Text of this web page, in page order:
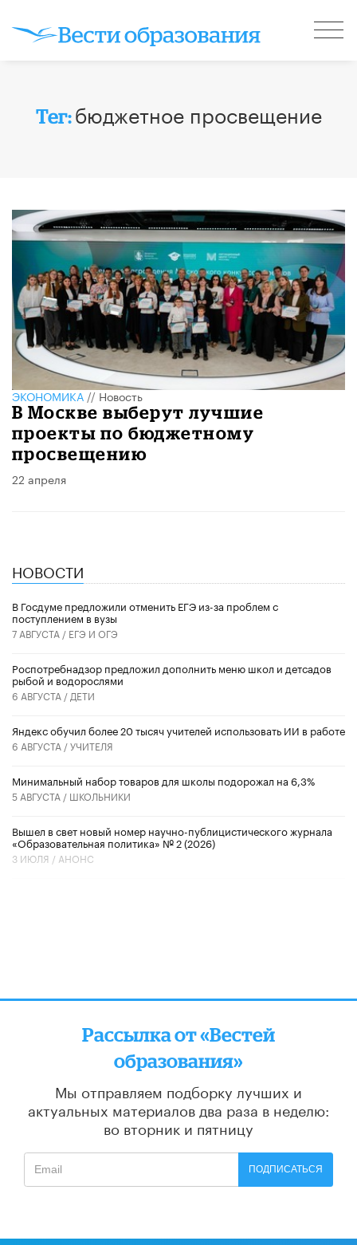
Тег:бюджетное просвещение
ЭКОНОМИКА//Новость
В Москве выберут лучшие
проекты по бюджетному
просвещению
22 апреля
НОВОСТИ
В Госдуме предложили отменить ЕГЭ из-за проблем с
поступлением в вузы
7 АВГУСТА / ЕГЭ И ОГЭ
Роспотребнадзор предложил дополнить меню школ и детсадов
рыбой и водорослями
6 АВГУСТА / ДЕТИ
​Яндекс обучил более 20 тысяч учителей использовать ИИ в работе
6 АВГУСТА /УЧИТЕЛЯ
Минимальный набор товаров для школы подорожал на 6,3%
5 АВГУСТА / ШКОЛЬНИКИ
Вышел в свет новый номер научно-публицистического журнала
«Образовательная политика» № 2 (2026)
3 ИЮЛЯ / АНОНС
Рассылка от «Вестей
образования»
Мы отправляем подборку лучших и
актуальных материалов два раза в неделю:
во вторник и пятницу
ПОДПИСАТЬСЯ